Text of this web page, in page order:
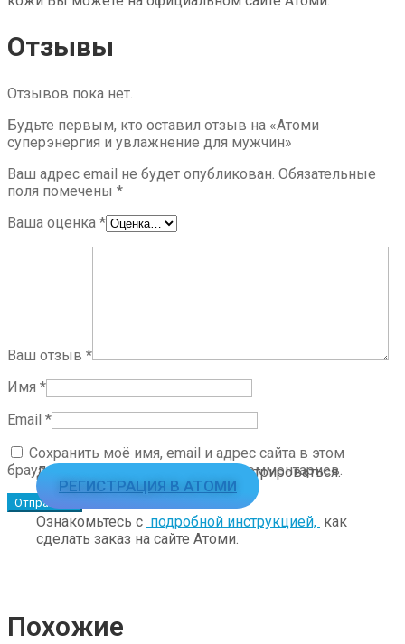
Отзывы
Отзывов пока нет.
Будьте первым, кто оставил отзыв на «Атоми
суперэнергия и увлажнение для мужчин»
Ваш адрес email не будет опубликован. Обязательные
поля помечены *
Ваша оценка *
Ваш отзыв *
Имя *
Email *
Сохранить моё имя, email и адрес сайта в этом
браузере для последующих моих комментариев.
Для заказа необходимо зарегистрироваться.
РЕГИСТРАЦИЯ В АТОМИ
Ознакомьтесь с подробной инструкцией, как
сделать заказ на сайте Атоми.
Похожие